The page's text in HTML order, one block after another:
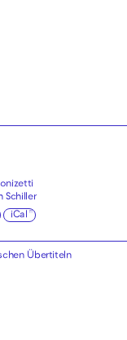
Schiller
iCal
Übertiteln